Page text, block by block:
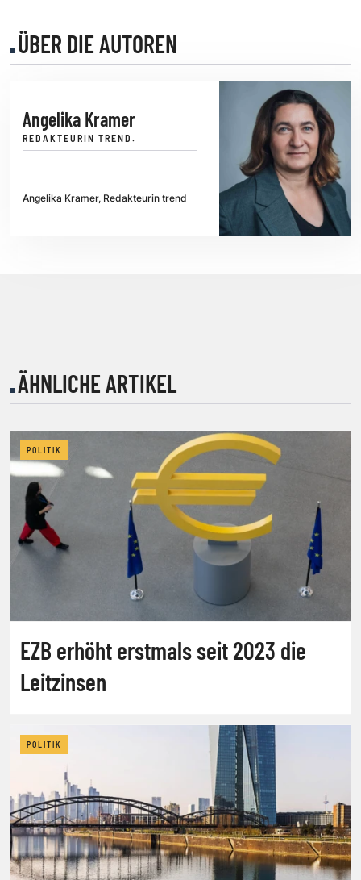
ÜBER DIE AUTOREN
Angelika Kramer
REDAKTEURIN TREND.
Angelika Kramer, Redakteurin trend
ÄHNLICHE ARTIKEL
POLITIK
EZB erhöht erstmals seit 2023 die
Leitzinsen
POLITIK